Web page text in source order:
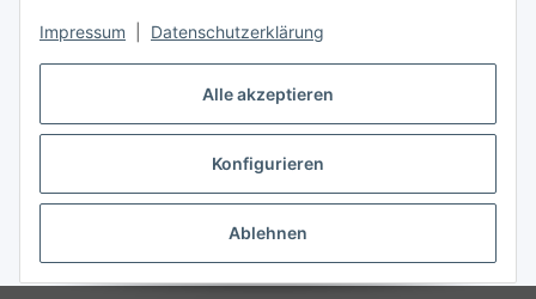
Alle akzeptieren
Konfigurieren
Ablehnen
Impressum Datenschutzerklärung